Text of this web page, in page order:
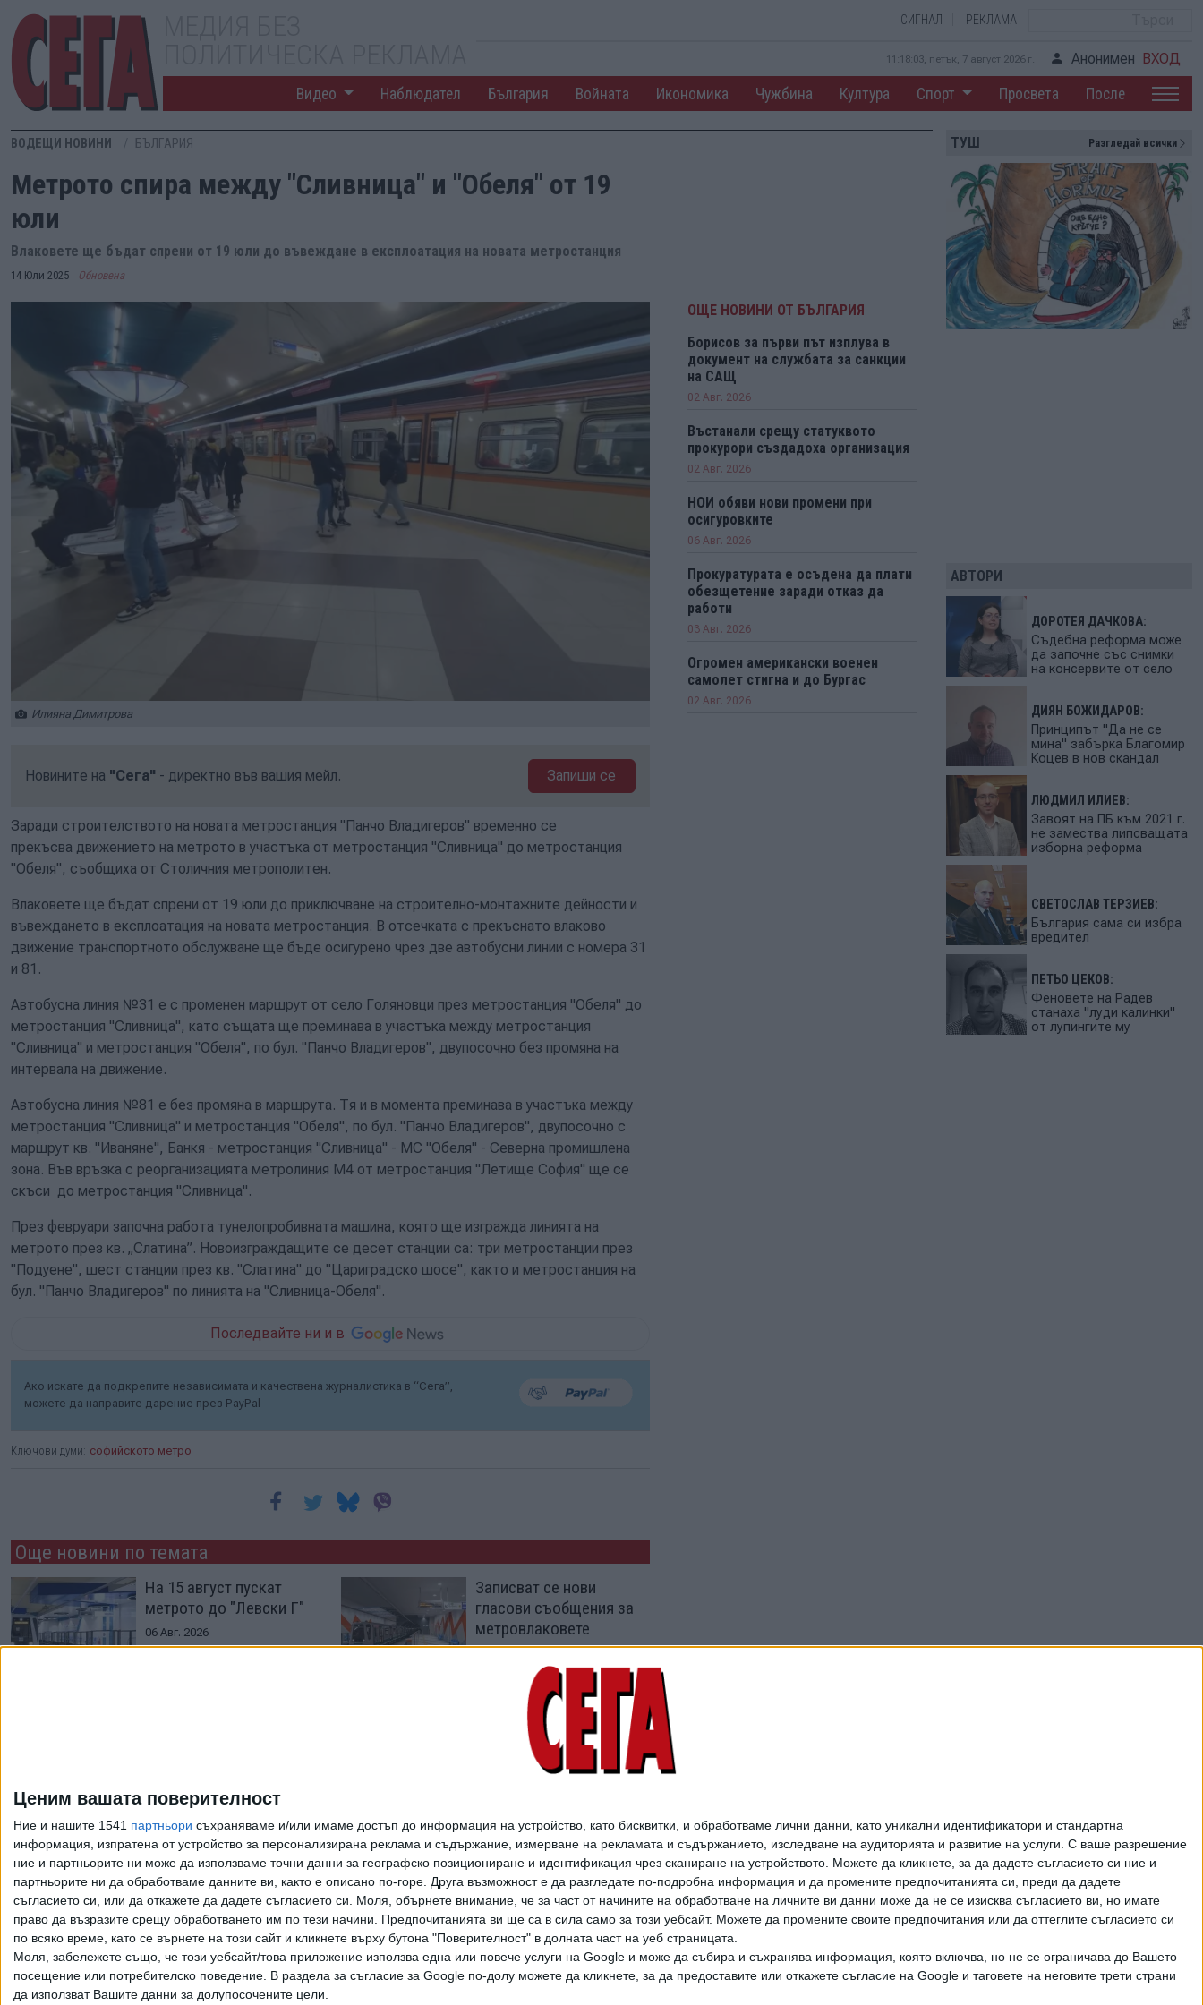
Ценим вашата поверителност
Ние и нашите 1541 партньори съхраняваме и/или имаме достъп до информация на устройство, като бисквитки, и обработваме лични данни, като уникални идентификатори и стандартна
информация, изпратена от устройство за персонализирана реклама и съдържание, измерване на рекламата и съдържанието, изследване на аудиторията и развитие на услуги. С ваше разрешение
ние и партньорите ни може да използваме точни данни за географско позициониране и идентификация чрез сканиране на устройството. Можете да кликнете, за да дадете съгласието си ние и
партньорите ни да обработваме данните ви, както е описано по-горе. Друга възможност е да разгледате по-подробна информация и да промените предпочитанията си, преди да дадете
съгласието си, или да откажете да дадете съгласието си.
Моля, обърнете внимание, че за част от начините на обработване на личните ви данни може да не се изисква съгласието ви, но имате
право да възразите срещу обработването им по тези начини. Предпочитанията ви ще са в сила само за този уебсайт. Можете да промените своите предпочитания или да оттеглите съгласието си
по всяко време, като се върнете на този сайт и кликнете върху бутона "Поверителност" в долната част на уеб страницата.
Моля, забележете също, че този уебсайт/това приложение използва една или повече услуги на Google и може да събира и съхранява информация, която включва, но не се ограничава до Вашето
посещение или потребителско поведение. В раздела за съгласие за Google по-долу можете да кликнете, за да предоставите или откажете съгласие на Google и таговете на неговите трети страни
да използват Вашите данни за долупосочените цели.
СИГНАЛ РЕКЛАМА
11:18:03, петък, 7 август 2026 г. Анонимен ВХОД
Видео Наблюдател България Войната Икономика Чужбина Култура Спорт Просвета После
ВОДЕЩИ НОВИНИ БЪЛГАРИЯ
Метрото спира между "Сливница" и "Обеля" от 19
юли
Влаковете ще бъдат спрени от 19 юли до въвеждане в експлоатация на новата метростанция
14 Юли 2025 Обновена
Илияна Димитрова
Новините на "Сега" - директно във вашия мейл. Запиши се
Заради строителството на новата метростанция "Панчо Владигеров" временно се
прекъсва движението на метрото в участъка от метростанция "Сливница" до метростанция
"Обеля", съобщиха от Столичния метрополитен.
Влаковете ще бъдат спрени от 19 юли до приключване на строително-монтажните дейности и
въвеждането в експлоатация на новата метростанция. В отсечката с прекъснато влаково
движение транспортното обслужване ще бъде осигурено чрез две автобусни линии с номера 31
и 81.
Автобусна линия №31 е с променен маршрут от село Голяновци през метростанция "Обеля" до
метростанция "Сливница", като същата ще преминава в участъка между метростанция
"Сливница" и метростанция "Обеля", по бул. "Панчо Владигеров", двупосочно без промяна на
интервала на движение.
Автобусна линия №81 е без промяна в маршрута. Тя и в момента преминава в участъка между
метростанция "Сливница" и метростанция "Обеля", по бул. "Панчо Владигеров", двупосочно с
маршрут кв. "Иваняне", Банкя - метростанция "Сливница" - МС "Обеля" - Северна промишлена
зона. Във връзка с реорганизацията метролиния М4 от метростанция "Летище София" ще се
скъси до метростанция "Сливница".
През февруари започна работа тунелопробивната машина, която ще изгражда линията на
метрото през кв. „Слатина”. Новоизграждащите се десет станции са: три метростанции през
"Подуене", шест станции през кв. "Слатина" до "Цариградско шосе", както и метростанция на
бул. "Панчо Владигеров" по линията на "Сливница-Обеля".
Последвайте ни и в
Ако искате да подкрепите независимата и качествена журналистика в “Сега”,
можете да направите дарение през PayPal
Ключови думи: софийското метро
Още новини по темата
На 15 август пускат
метрото до "Левски Г"
06 Авг. 2026
Записват се нови
гласови съобщения за
метровлаковете
22 Юли 2026
"Шкода"
Напуканите блокове
около строежа на
метрото се увеличават
Още по темата
ОЩЕ НОВИНИ ОТ БЪЛГАРИЯ
Борисов за първи път изплува в
документ на службата за санкции
на САЩ
02 Авг. 2026
Въстанали срещу статуквото
прокурори създадоха организация
02 Авг. 2026
НОИ обяви нови промени при
осигуровките
06 Авг. 2026
Прокуратурата е осъдена да плати
обезщетение заради отказ да
работи
03 Авг. 2026
Огромен американски военен
самолет стигна и до Бургас
02 Авг. 2026
ТУШ Разгледай всички
АВТОРИ
ДОРОТЕЯ ДАЧКОВА:
Съдебна реформа може
да започне със снимки
на консервите от село
ДИЯН БОЖИДАРОВ:
Принципът "Да не се
мина" забърка Благомир
Коцев в нов скандал
ЛЮДМИЛ ИЛИЕВ:
Завоят на ПБ към 2021 г.
не замества липсващата
изборна реформа
СВЕТОСЛАВ ТЕРЗИЕВ:
България сама си избра
вредител
ПЕТЬО ЦЕКОВ:
Феновете на Радев
станаха "луди калинки"
от лупингите му
Всички права запазени. Възпроизвеждането на цели или части от текста или изображенията става след изрично писмено разрешение на СЕГА АД